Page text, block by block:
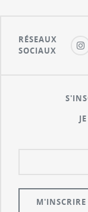
RÉSEAUX
SOCIAUX